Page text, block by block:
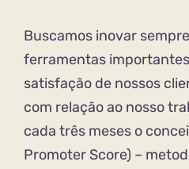
Buscamos inovar
ferramentas
satisfação de nossos
com relação ao nosso
cada três meses o
Promoter Score) –